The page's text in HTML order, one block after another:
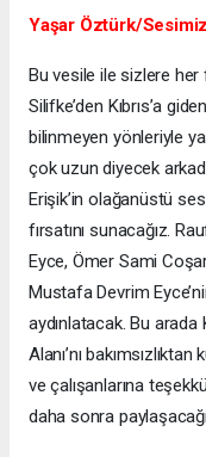
Yaşar Öztürk/
Bu vesile ile sizlere her
Silifke’den Kıbrıs’a
bilinmeyen yönleriyle
çok uzun diyecek
Erişik’in olağanüstü
fırsatını sunacağız.
Eyce, Ömer Sami
Mustafa Devrim
aydınlatacak. Bu arada
Alanı’nı
ve çalışanlarına
daha sonra